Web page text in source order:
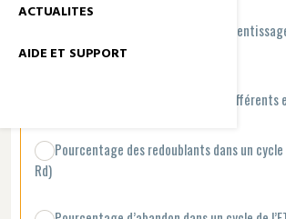
ACTUALITES
AIDE ET SUPPORT
Taux de scolarisation ETFP en
alternance
Taux de réussite dans l’ETFP aux différents
Pourcentage des redoublants dans un cycle
Rd)